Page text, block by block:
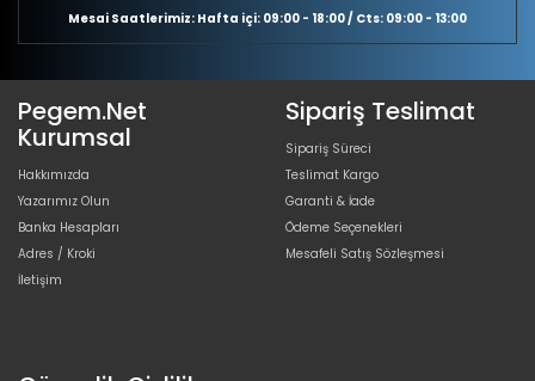
Mesai Saatlerimiz: Hafta içi: 09:00 - 18:00 / Cts: 09:00 - 13:00
Pegem.Net
Kurumsal
Hakkımızda
Yazarımız Olun
Banka Hesapları
Adres / Kroki
İletişim
Sipariş Teslimat
Sipariş Süreci
Teslimat Kargo
Garanti & İade
Ödeme Seçenekleri
Mesafeli Satış Sözleşmesi